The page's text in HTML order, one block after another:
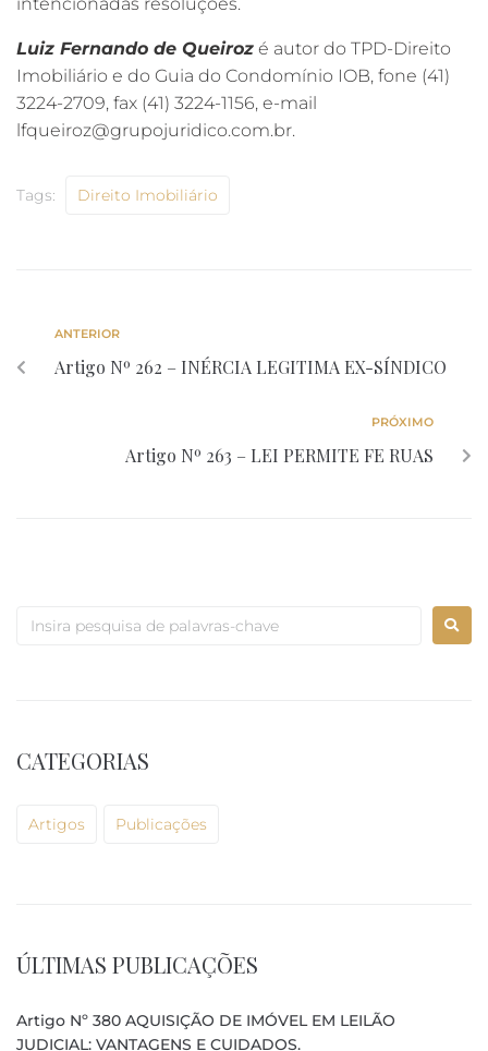
Luiz Fernando de Queiroz é autor do TPD-Direito
Imobiliário e do Guia do Condomínio IOB, fone (41)
3224-2709, fax (41) 3224-1156, e-mail
lfqueiroz@grupojuridico.com.br.
Tags: Direito Imobiliário
ANTERIOR
Artigo Nº 262 – INÉRCIA LEGITIMA EX-SÍNDICO
PRÓXIMO
Artigo Nº 263 – LEI PERMITE FE RUAS
CATEGORIAS
Artigos Publicações
ÚLTIMAS PUBLICAÇÕES
Artigo Nº 380 AQUISIÇÃO DE IMÓVEL EM LEILÃO
JUDICIAL: VANTAGENS E CUIDADOS.